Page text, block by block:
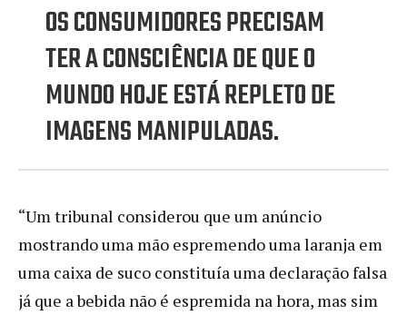
OS CONSUMIDORES PRECISAM
TER A CONSCIÊNCIA DE QUE O
MUNDO HOJE ESTÁ REPLETO DE
IMAGENS MANIPULADAS.
“Um tribunal considerou que um anúncio
mostrando uma mão espremendo uma laranja em
uma caixa de suco constituía uma declaração falsa
já que a bebida não é espremida na hora, mas sim